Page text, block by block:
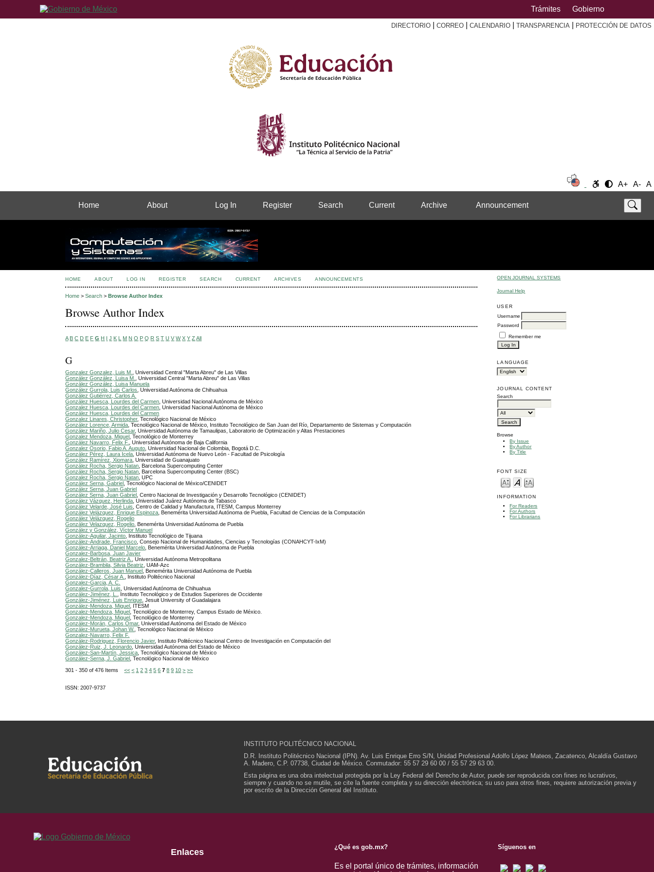
Trámites Gobierno
DIRECTORIO CORREO CALENDARIO TRANSPARENCIA PROTECCIÓN DE DATOS
A+ A- A
Home About Log In Register Search Current Archive Announcement
OPEN JOURNAL SYSTEMS
Journal Help
USER
Username
Password
Remember me
LANGUAGE
JOURNAL CONTENT
Search
Browse
By Issue
By Author
By Title
FONT SIZE
INFORMATION
For Readers
For Authors
For Librarians
HOME ABOUT LOG IN REGISTER SEARCH CURRENT ARCHIVES ANNOUNCEMENTS
Home >Search >Browse Author Index
Browse Author Index
A B C D E F G H I J K L M N O P Q R S T U V W X Y Z All
G
Gonzalez Gonzalez, Luis M.
, Universidad Central "Marta Abreu" de Las Villas
González González, Luisa M.
, Universidad Central "Marta Abreu" de Las Villas
González González, Luisa Manuela
González Gurrola, Luis Carlos , Universidad Autónoma de Chihuahua
González Gutiérrez, Carlos A.
González Huesca, Lourdes del Carmen , Universidad Nacional Autónoma de México
Gonzalez Huesca, Lourdes del Carmen , Universidad Nacional Autónoma de México
González Huesca, Lourdes del Carmen
Gonzalez Linares, Christopher, Tecnológico Nacional de México
González Lorence, Armida , Tecnológico Nacional de México, Instituto Tecnológico de San Juan del Río, Departamento de Sistemas y Computación
González Mariño, Julio Cesar, Universidad Autónoma de Tamaulipas, Laboratorio de Optimización y Altas Prestaciones
Gonzalez Mendoza, Miguel
, Tecnológico de Monterrey
González Navarro, Felix F.
, Universidad Autónoma de Baja California
Gonzalez Osorio, Fabio A. Auguto , Universidad Nacional de Colombia, Bogotá D.C.
González Pérez, Laura Icela , Universidad Autónoma de Nuevo León - Facultad de Psicología
González Ramírez, Xiomara , Universidad de Guanajuato
González Rocha, Sergio Natan , Barcelona Supercomputing Center
González Rocha, Sergio Natan , Barcelona Supercomputing Center (BSC)
Gonzalez Rocha, Sergio Natan , UPC
González Serna, Gabriel
, Tecnológico Nacional de México/CENIDET
González Serna, Juan Gabriel
González Serna, Juan Gabriel
, Centro Nacional de Investigación y Desarrollo Tecnológico (CENIDET)
González Vázquez, Herlinda , Universidad Juárez Autónoma de Tabasco
González Velarde, José Luis , Centro de Calidad y Manufactura, ITESM, Campus Monterrey
González Velázquez, Enrique Espinoza , Benemérita Universidad Autónoma de Puebla, Facultad de Ciencias de la Computación
González Velázquez, Rogelio
González Velazquez, Rogelio , Benemérita Universidad Autónoma de Puebla
González y González, Víctor Manuel
González-Aguilar, Jacinto , Instituto Tecnológico de Tijuana
González-Andrade, Francisco , Consejo Nacional de Humanidades, Ciencias y Tecnologías (CONAHCYT-IxM)
González-Arriaga, Daniel Marcelo , Benemérita Universidad Autónoma de Puebla
Gonzalez-Barbosa, Juan Javier
Gonzalez-Beltrán, Beatriz A.
, Universidad Autónoma Metropolitana
González-Brambila, Silvia Beatriz , UAM-Azc
González-Calleros, Juan Manuel
, Benemérita Universidad Autónoma de Puebla
González-Díaz, César A.
, Instituto Politécnico Nacional
Gonzalez-Garcia, A. C.
Gonzalez-Gurrola, Luis , Universidad Autónoma de Chihuahua
González-Jiménez, L.
, Instituto Tecnológico y de Estudios Superiores de Occidente
González-Jiménez, Luis Enrique , Jesuit University of Guadalajara
González-Mendoza, Miguel
, ITESM
Gonzalez-Mendoza, Miguel
, Tecnológico de Monterrey, Campus Estado de México.
Gonzalez-Mendoza, Miguel
, Tecnológico de Monterrey
González-Morán, Carlos Omar, Universidad Autónoma del Estado de México
González-Murueta, Johan W. , Tecnológico Nacional de México
Gonzalez-Navarro, Felix F.
González-Rodriguez, Florencio Javier, Instituto Politécnico Nacional Centro de Investigación en Computación del
González-Ruiz, J. Leonardo , Universidad Autónoma del Estado de México
González-San-Martín, Jessica , Tecnológico Nacional de México
González-Serna, J. Gabriel
, Tecnológico Nacional de México
301 - 350 of 476 Items<< < 1 2 3 4 5 6 7 8 9 10 > >>
ISSN: 2007-9737
INSTITUTO POLITÉCNICO NACIONAL
D.R. Instituto Politécnico Nacional (IPN). Av. Luis Enrique Erro S/N, Unidad Profesional Adolfo López Mateos, Zacatenco, Alcaldía Gustavo
A. Madero, C.P. 07738, Ciudad de México. Conmutador: 55 57 29 60 00 / 55 57 29 63 00.
Esta página es una obra intelectual protegida por la Ley Federal del Derecho de Autor, puede ser reproducida con fines no lucrativos,
siempre y cuando no se mutile, se cite la fuente completa y su dirección electrónica; su uso para otros fines, requiere autorización previa y
por escrito de la Dirección General del Instituto.
Enlaces
¿Qué es gob.mx?
Es el portal único de trámites, información
Síguenos en